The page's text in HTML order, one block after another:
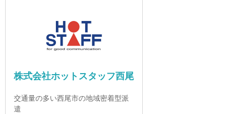
株式会社ホットスタッフ西尾
交通量の多い西尾市の地域密着型派
遣